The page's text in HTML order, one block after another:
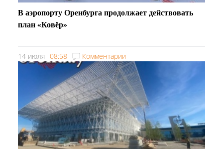
В аэропорту Оренбурга продолжает действовать
план «Ковёр»
14 июля 08:58 Комментарии